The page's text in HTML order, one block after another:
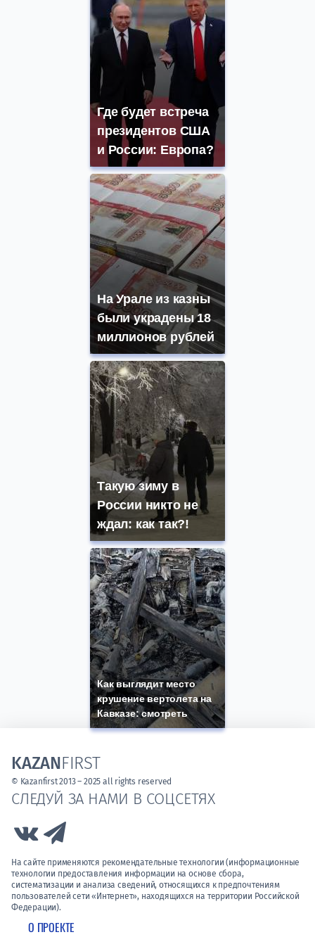
Где будет встреча
президентов США
и России: Европа?
На Урале из казны
были украдены 18
миллионов рублей
Такую зиму в
России никто не
ждал: как так?!
Как выглядит место
крушение вертолета на
Кавказе: смотреть
О ПРОЕКТЕ
СЛЕДУЙ ЗА НАМИ В СОЦСЕТЯХ
Link to Vk
На сайте применяются рекомендательные технологии (информационные
технологии предоставления информации на основе сбора,
систематизации и анализа сведений, относящихся к предпочтениям
пользователей сети «Интернет», находящихся на территории Российской
Федерации).
KAZANFIRST
© Kazanfirst 2013 – 2025 all rights reserved